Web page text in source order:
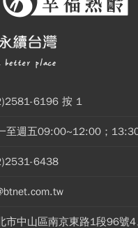
6196 按 1
至週五09:00~12:00；
6438
市中山區南京東路1段96號